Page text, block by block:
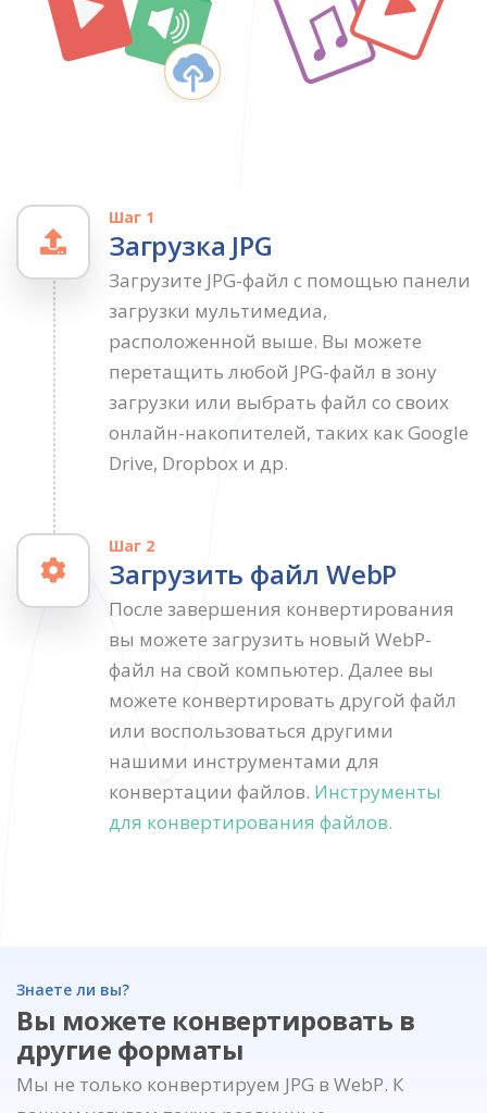
Шаг 1
Загрузка JPG
Загрузите JPG-файл с помощью панели
загрузки мультимедиа,
расположенной выше. Вы можете
перетащить любой JPG-файл в зону
загрузки или выбрать файл со своих
онлайн-накопителей, таких как Google
Drive, Dropbox и др.
Шаг 2
Загрузить файл WebP
После завершения конвертирования
вы можете загрузить новый WebP-
файл на свой компьютер. Далее вы
можете конвертировать другой файл
или воспользоваться другими
нашими инструментами для
конвертации файлов. Инструменты
для конвертирования файлов.
Знаете ли вы?
Вы можете конвертировать в
другие форматы
Мы не только конвертируем JPG в WebP. К